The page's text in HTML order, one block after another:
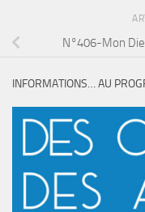
N°406-Mon
INFORMATIONS… AU